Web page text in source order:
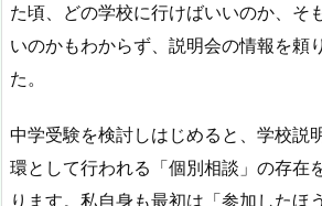
た頃、どの学校に行けばいいのか、そ
いのかもわからず、説明会の情報を頼
た。
中学受験を検討しはじめると、学校説
環として行われる「個別相談」の存在
ります。私自身も最初は「参加したほ